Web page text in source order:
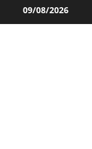
09/08/2026